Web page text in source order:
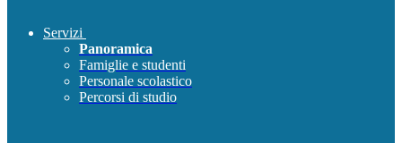
Servizi
Panoramica
Famiglie e studenti
Personale scolastico
Percorsi di studio